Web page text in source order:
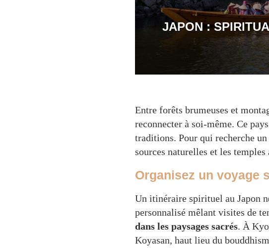
JAPON :
Entre forêts brumeuses et
reconnecter à soi-même. Ce
traditions. Pour qui recherche
sources naturelles et les
Organisez un voyage
Un itinéraire spirituel au Japon
personnalisé mêlant visites de
dans les paysages sacrés. À
Koyasan, haut lieu du